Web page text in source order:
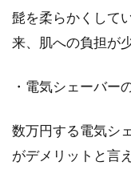
髭を柔らかくして
来、肌への負担が
・電気シェーバー
数万円する電気シ
がデメリットと言